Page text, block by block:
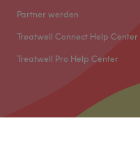
Partner werden
Treatwell Connect Help Center
Treatwell Pro Help Center